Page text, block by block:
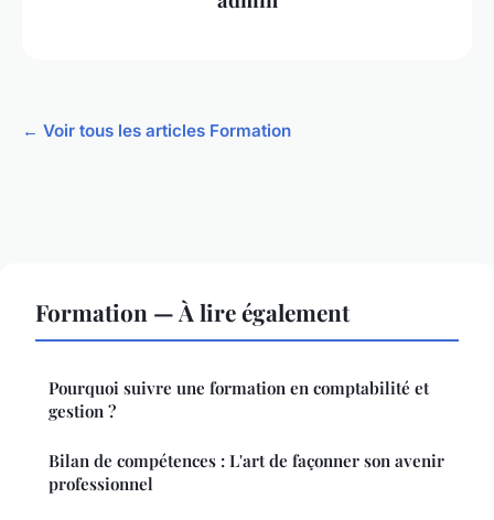
← Voir tous les articles Formation
Formation — À lire également
Pourquoi suivre une formation en comptabilité et
gestion ?
Bilan de compétences : L'art de façonner son avenir
professionnel